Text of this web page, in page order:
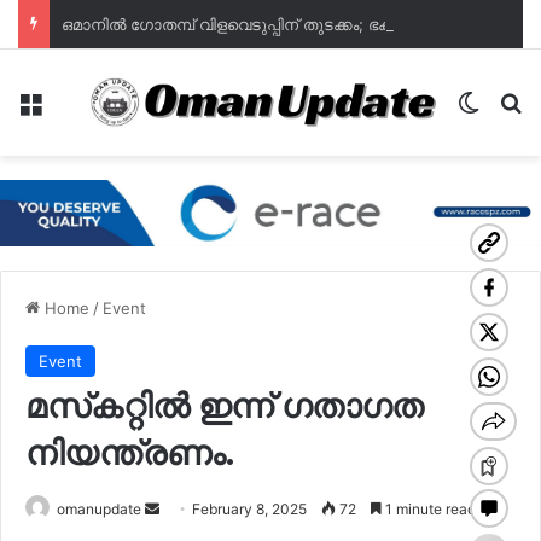
Menu
Home / Event
Event
മസ്‌കറ്റിൽ ഇന്ന് ഗതാഗത
നിയന്ത്രണം.
omanupdate
Send February 8, 2025 72 1 minute read